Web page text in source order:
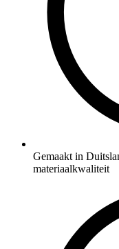
Gemaakt in
materiaalkwaliteit